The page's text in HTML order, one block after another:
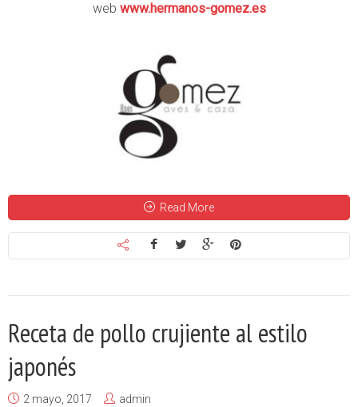
web www.hermanos-gomez.es
Read More
Receta de pollo crujiente al estilo
japonés
2 mayo, 2017
admin